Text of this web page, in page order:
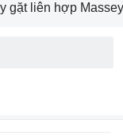
gặt liên hợp